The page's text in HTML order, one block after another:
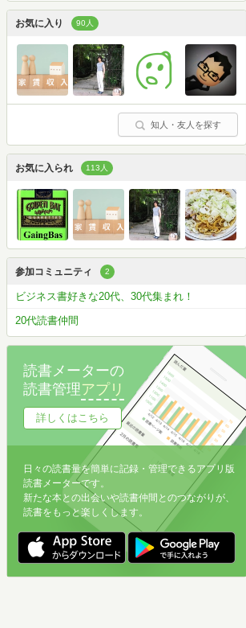
お気に入り 90人
知人・友人を探す
お気に入られ 113人
参加コミュニティ 2
ビジネス書好きな20代、30代集まれ！
20代読書仲間
読書メーターの
読書管理アプリ
詳しくはこちら
日々の読書量を簡単に記録・管理できるアプリ版
読書メーターです。
新たな本との出会いや読書仲間とのつながりが、
読書をもっと楽しくします。